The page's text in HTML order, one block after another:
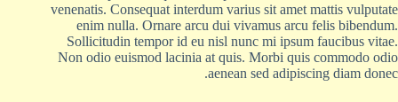
venenatis. Consequat interdum varius sit amet mattis vulputate
enim nulla. Ornare arcu dui vivamus arcu felis bibendum.
Sollicitudin tempor id eu nisl nunc mi ipsum faucibus vitae.
Non odio euismod lacinia at quis. Morbi quis commodo odio
aenean sed adipiscing diam donec.